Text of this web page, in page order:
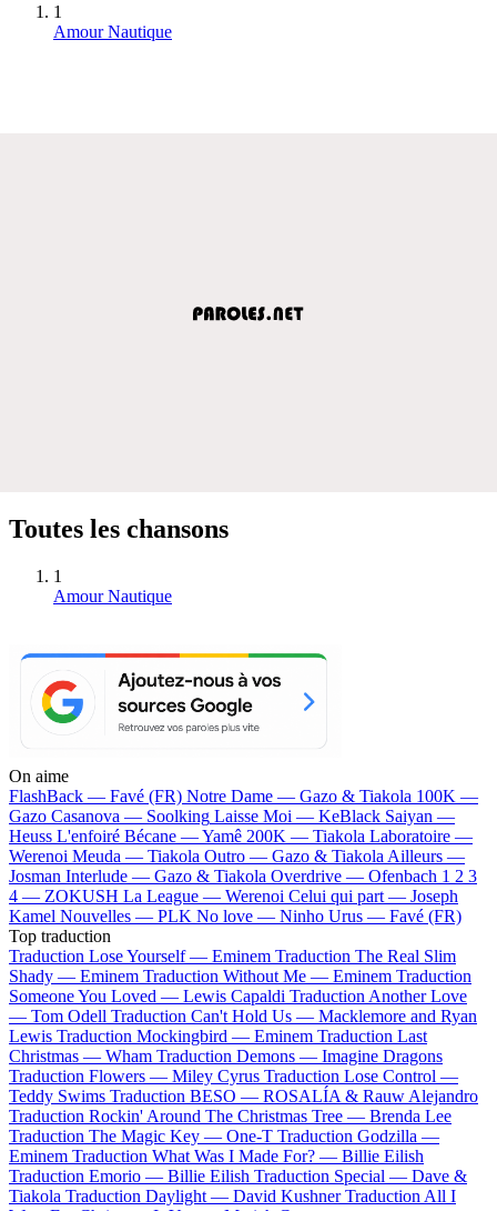
1
Amour Nautique
Toutes les chansons
1
Amour Nautique
On aime
FlashBack — Favé (FR) Notre Dame — Gazo & Tiakola 100K —
Gazo Casanova — Soolking Laisse Moi — KeBlack Saiyan —
Heuss L'enfoiré Bécane —Yamê 200K — Tiakola Laboratoire —
Werenoi Meuda — Tiakola Outro — Gazo & Tiakola Ailleurs —
Josman Interlude — Gazo & Tiakola Overdrive — Ofenbach 1 2 3
4 — ZOKUSH La League — Werenoi Celui qui part — Joseph
Kamel Nouvelles — PLK No love — Ninho Urus — Favé (FR)
Top traduction
Traduction Lose Yourself — Eminem Traduction The Real Slim
Shady — Eminem Traduction Without Me — Eminem Traduction
Someone You Loved — Lewis Capaldi Traduction Another Love
— Tom Odell Traduction Can't Hold Us — Macklemore and Ryan
Lewis Traduction Mockingbird — Eminem Traduction Last
Christmas — Wham Traduction Demons — Imagine Dragons
Traduction Flowers — Miley Cyrus Traduction Lose Control —
Teddy Swims Traduction BESO — ROSALÍA & Rauw Alejandro
Traduction Rockin' Around The Christmas Tree — Brenda Lee
Traduction The Magic Key — One-T Traduction Godzilla —
Eminem Traduction What Was I Made For? — Billie Eilish
Traduction Emorio — Billie Eilish Traduction Special — Dave &
Tiakola Traduction Daylight — David Kushner Traduction All I